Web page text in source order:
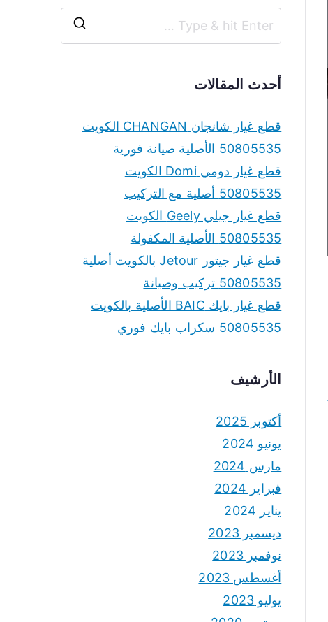
r
أحدث المقالات
قطع غيار شانجان CHANGAN الكويت
50805535 الأصلية صيانة فورية
قطع غيار دومي Domi الكويت
50805535 أصلية مع التركيب
قطع غيار جيلي Geely الكويت
50805535 الأصلية المكفولة
قطع غيار جيتور Jetour بالكويت أصلية
50805535 تركيب وصيانة
قطع غيار بايك BAIC الأصلية بالكويت
50805535 سكراب بايك فوري
الأرشيف
أكتوبر 2025
يونيو 2024
مارس 2024
فبراير 2024
يناير 2024
ديسمبر 2023
نوفمبر 2023
أغسطس 2023
يوليو 2023